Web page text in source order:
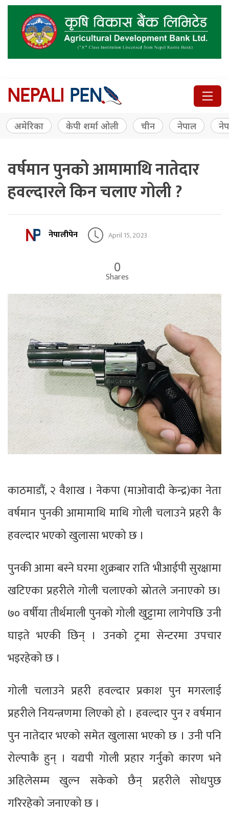
अमेरिका केपी शर्मा ओली चीन नेपाल
वर्षमान पुनको आमामाथि नातेदार
हवल्दारले किन चलाए गोली ?
नेपालीपेन April 15, 2023
0
Shares
काठमाडौं, २ वैशाख । नेकपा (माओवादी केन्द्र)का नेता
वर्षमान पुनकी आमामाथि माथि गोली चलाउने प्रहरी कै
हवल्दार भएको खुलासा भएको छ ।
पुनकी आमा बस्ने घरमा शुक्रबार राति भीआईपी सुरक्षामा
खटिएका प्रहरीले गोली चलाएको स्रोतले जनाएको छ।
७० वर्षीया तीर्थमाली पुनको गोली खुट्टामा लागेपछि उनी
घाइते भएकी छिन् । उनको ट्रमा सेन्टरमा उपचार
भइरहेको छ ।
गोली चलाउने प्रहरी हवल्दार प्रकाश पुन मगरलाई
प्रहरीले नियन्त्रणमा लिएको हो । हवल्दार पुन र वर्षमान
पुन नातेदार भएको समेत खुलासा भएको छ । उनी पनि
रोल्पाकै हुन् । यद्यपी गोली प्रहार गर्नुको कारण भने
अहिलेसम्म खुल्न सकेको छैन् प्रहरीले सोधपुछ
गरिरहेको जनाएको छ ।